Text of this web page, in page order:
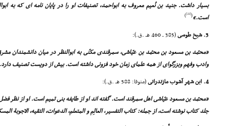
بسیار داشت. جنید بن نُعیم معروف به ابواحمد، تصنیفات او را در پایان نامه اى که به
است.»(
[22]
)
3. شیخ طوسى
(385 ـ 460 هـ .ق.):
«محمّد بن مسعود بن محمّد بن عیّاشى، سمرقندى مکنّى به ابوالنظر در میان دانشمندان
وادب وفهم وبزرگواى از همه علماى زمان خود فزونى داشته است. بیش از دویست تصنیف
4. ابن شهر آشوب مازندرانى
(متوفا: 588 هـ .ق.):
جلد کتاب نوشته است، از جمله: کتاب التفسیر، العالِم و المتعلم، الدعوات، التقیه، الاجوبة